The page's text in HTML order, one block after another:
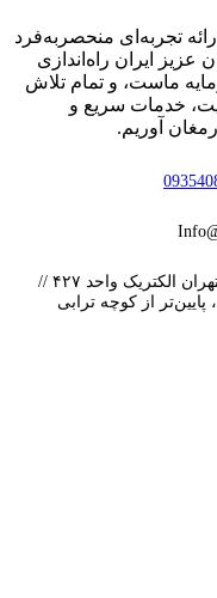
تجربه‌ای منحصربه‌فرد
عزیز ایران راه‌اندازی
ماست، و تمام تلاش
خدمات سریع و
آوریم.
آدرس دفتر: تهران لاله زار پاساژ تهران الکتریک واحد ۴۲۷ //
از کوچه ترابی